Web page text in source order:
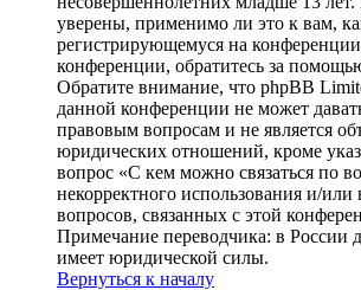
уверены, применимо ли это к вам,
регистрирующемуся на
конференции, обратитесь за
Обратите внимание, что phpBB
данной конференции не может
правовым вопросам и не является
юридических отношений, кроме
вопрос «С кем можно связаться по
некорректного использования и/
вопросов, связанных с этой
Примечание переводчика: в России
имеет юридической силы.
Вернуться к началу